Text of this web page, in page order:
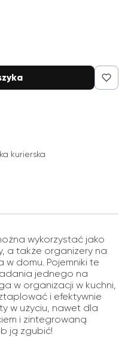
kurierska
wykorzystać jako
a także organizery na
domu. Pojemniki te
jednego na
w organizacji w kuchni,
i efektywnie
w użyciu, nawet dla
i zintegrowaną
ją zgubić!